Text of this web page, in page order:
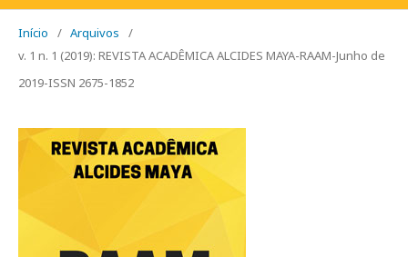
Início / Arquivos
/
v. 1 n. 1 (2019): REVISTA ACADÊMICA ALCIDES MAYA-RAAM-Junho de
2019-ISSN 2675-1852